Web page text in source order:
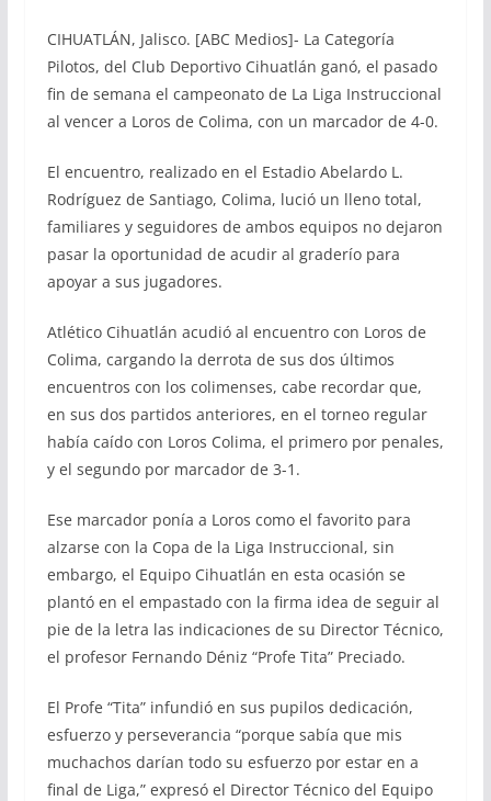
CIHUATLÁN, Jalisco. [ABC Medios]- La Categoría
Pilotos, del Club Deportivo Cihuatlán ganó, el pasado
fin de semana el campeonato de La Liga Instruccional
al vencer a Loros de Colima, con un marcador de 4-0.
El encuentro, realizado en el Estadio Abelardo L.
Rodríguez de Santiago, Colima, lució un lleno total,
familiares y seguidores de ambos equipos no dejaron
pasar la oportunidad de acudir al graderío para
apoyar a sus jugadores.
Atlético Cihuatlán acudió al encuentro con Loros de
Colima, cargando la derrota de sus dos últimos
encuentros con los colimenses, cabe recordar que,
en sus dos partidos anteriores, en el torneo regular
había caído con Loros Colima, el primero por penales,
y el segundo por marcador de 3-1.
Ese marcador ponía a Loros como el favorito para
alzarse con la Copa de la Liga Instruccional, sin
embargo, el Equipo Cihuatlán en esta ocasión se
plantó en el empastado con la firma idea de seguir al
pie de la letra las indicaciones de su Director Técnico,
el profesor Fernando Déniz “Profe Tita” Preciado.
El Profe “Tita” infundió en sus pupilos dedicación,
esfuerzo y perseverancia “porque sabía que mis
muchachos darían todo su esfuerzo por estar en a
final de Liga,” expresó el Director Técnico del Equipo